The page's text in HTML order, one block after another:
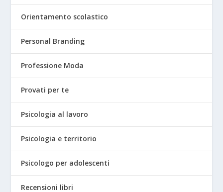
Orientamento scolastico
Personal Branding
Professione Moda
Provati per te
Psicologia al lavoro
Psicologia e territorio
Psicologo per adolescenti
Recensioni libri